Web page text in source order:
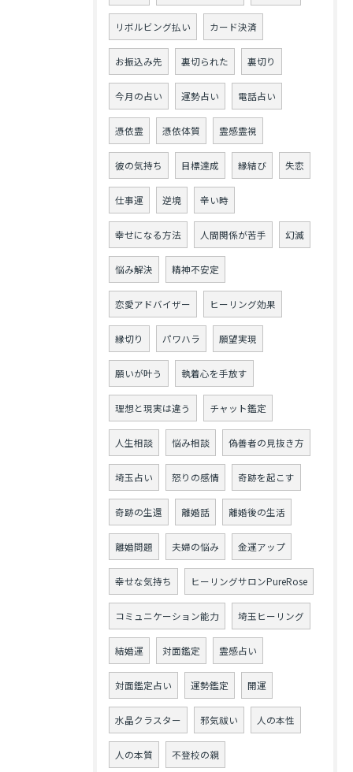
リボルビング払い カード決済
お振込み先 裏切られた 裏切り
今月の占い 運勢占い 電話占い
憑依霊 憑依体質 霊感霊視
彼の気持ち 目標達成 縁結び 失恋
仕事運 逆境 辛い時
幸せになる方法 人間関係が苦手 幻滅
悩み解決 精神不安定
恋愛アドバイザー ヒーリング効果
縁切り パワハラ 願望実現
願いが叶う 執着心を手放す
理想と現実は違う チャット鑑定
人生相談 悩み相談 偽善者の見抜き方
埼玉占い 怒りの感情 奇跡を起こす
奇跡の生還 離婚話 離婚後の生活
離婚問題 夫婦の悩み 金運アップ
幸せな気持ち ヒーリングサロンPureRose
コミュニケーション能力 埼玉ヒーリング
結婚運 対面鑑定 霊感占い
対面鑑定占い 運勢鑑定 開運
水晶クラスター 邪気祓い 人の本性
人の本質 不登校の親